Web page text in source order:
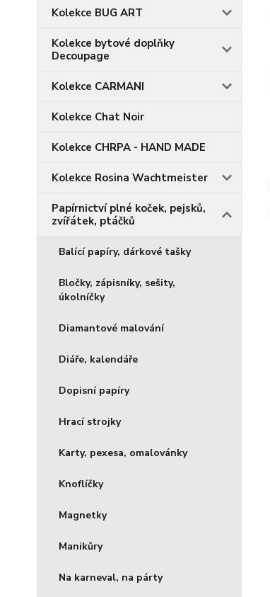
Kolekce BUG ART
Kolekce bytové doplňky
Decoupage
Kolekce CARMANI
Kolekce Chat Noir
Kolekce CHRPA - HAND MADE
Kolekce Rosina Wachtmeister
Papírnictví plné koček, pejsků,
zvířátek, ptáčků
Balící papíry, dárkové tašky
Bločky, zápisníky, sešity,
úkolníčky
Diamantové malování
Diáře, kalendáře
Dopisní papíry
Hrací strojky
Karty, pexesa, omalovánky
Knoflíčky
Magnetky
Manikůry
Na karneval, na párty